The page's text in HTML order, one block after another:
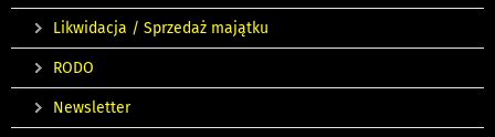
Likwidacja / Sprzedaż majątku
RODO
Newsletter